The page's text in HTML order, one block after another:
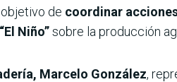
de coordinar
“El Niño”sobre la producción
Marcelo González,